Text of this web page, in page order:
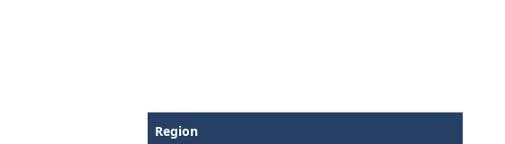
Region